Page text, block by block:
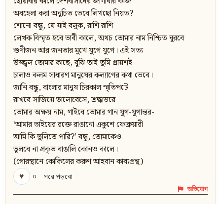
অবহেলা করা অনুচিত ভেবে লিখছো নিয়ত?
শোনো বন্ধু, যে যাই বলুক, রাশি রাশি
লেখক বিস্মৃত হবে ভাবী কালে, অথচ তোমার নাম নিশ্চিত ঘুরবে
গুণীজন আর জনতার মুখে যুগে যুগে। এই সত্য
উজ্জ্বল তোমার কাছে, বুঝি তাই তুমি প্রায়শই
চালাও কলম সাধারণ মানুষের কল্যাণের কথা ভেবে।
জানি বন্ধু, বাংলার মানুষ চিরকাল স্মৃতিপটে
রাখবে সাজিয়ে ভালোবেসে, শ্রদ্ধাভরে
তোমার অক্ষয় নাম, গাইবে তোমার গান যুগ-যুগান্তর-
‘আমার ভাইয়ের রক্তে রাঙানো একুশে ফেব্রুয়ারী
আমি কি ভুলিতে পারি?’ বন্ধু, তোমাকেও
ভুলবে না প্রকৃত বাঙালি কোনও কালে।
(গোরস্থানে কোকিলের করুণ আহবান কাব্যগ্রন্থ)
♥
০ পরে পড়বো
অভিযোগ